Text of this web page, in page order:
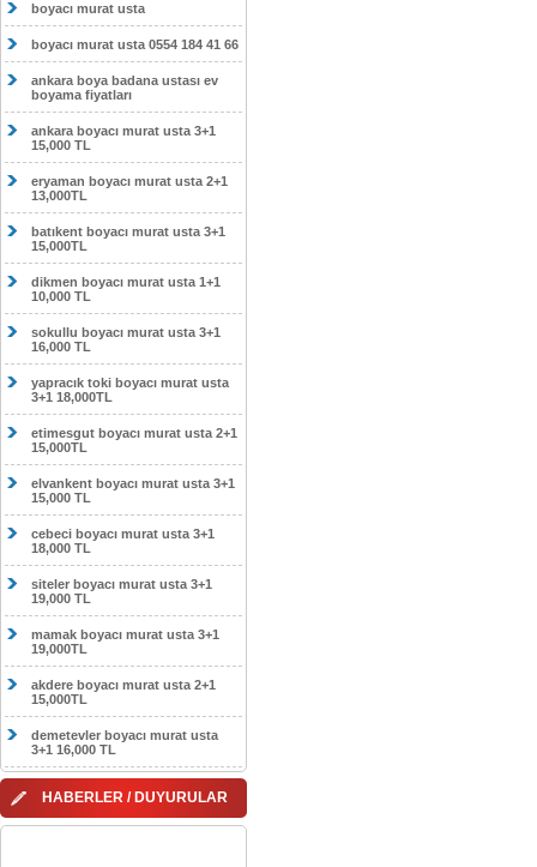
boyacı murat usta
boyacı murat usta 0554 184 41 66
ankara boya badana ustası ev
boyama fiyatları
ankara boyacı murat usta 3+1
15,000 TL
eryaman boyacı murat usta 2+1
13,000TL
batıkent boyacı murat usta 3+1
15,000TL
dikmen boyacı murat usta 1+1
10,000 TL
sokullu boyacı murat usta 3+1
16,000 TL
yapracık toki boyacı murat usta
3+1 18,000TL
etimesgut boyacı murat usta 2+1
15,000TL
elvankent boyacı murat usta 3+1
15,000 TL
cebeci boyacı murat usta 3+1
18,000 TL
siteler boyacı murat usta 3+1
19,000 TL
mamak boyacı murat usta 3+1
19,000TL
akdere boyacı murat usta 2+1
15,000TL
demetevler boyacı murat usta
3+1 16,000 TL
HABERLER / DUYURULAR